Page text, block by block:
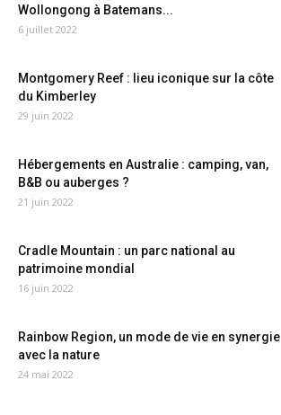
Wollongong à Batemans...
6 juillet 2022
Montgomery Reef : lieu iconique sur la côte
du Kimberley
29 juin 2022
Hébergements en Australie : camping, van,
B&B ou auberges ?
21 juin 2022
Cradle Mountain : un parc national au
patrimoine mondial
16 juin 2022
Rainbow Region, un mode de vie en synergie
avec la nature
24 mai 2022